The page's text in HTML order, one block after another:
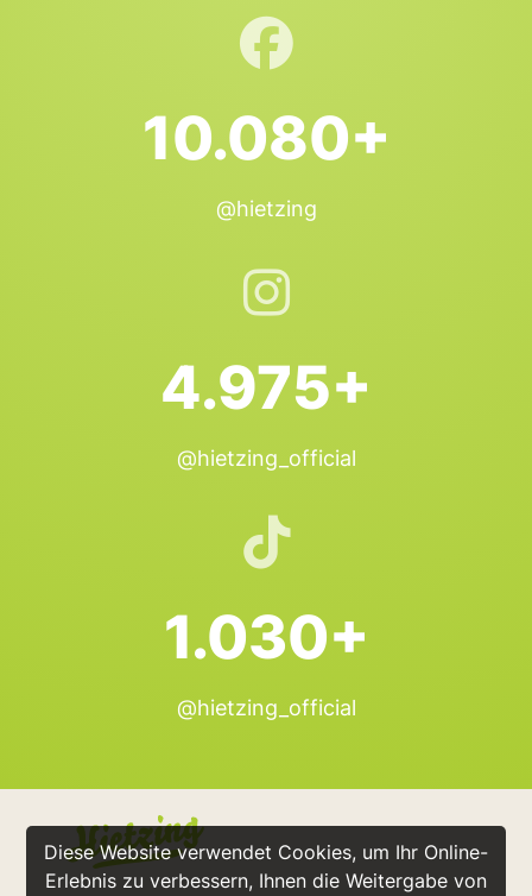
Diese Website verwendet Cookies, um Ihr Online-
Erlebnis zu verbessern, Ihnen die Weitergabe von
10.080+
@hietzing
4.975+
@hietzing_official
1.030+
@hietzing_official